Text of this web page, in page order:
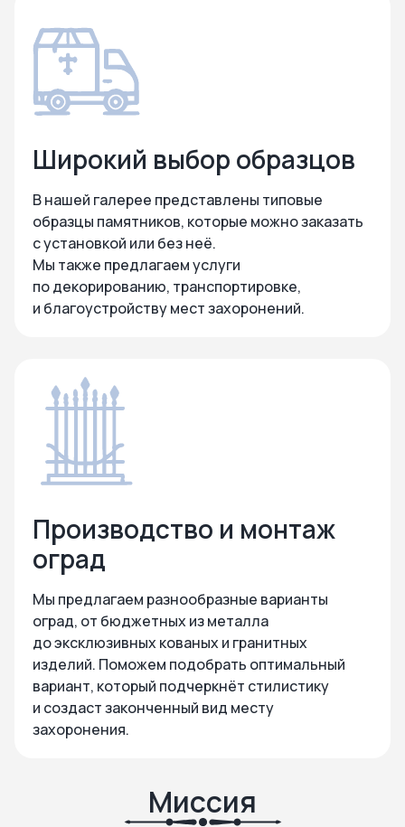
Широкий выбор образцов
В нашей галерее представлены типовые
образцы памятников, которые можно заказать
с установкой или без неё.
Мы также предлагаем услуги
по декорированию, транспортировке,
и благоустройству мест захоронений.
Производство и монтаж
оград
Мы предлагаем разнообразные варианты
оград, от бюджетных из металла
до эксклюзивных кованых и гранитных
изделий. Поможем подобрать оптимальный
вариант, который подчеркнёт стилистику
и создаст законченный вид месту
захоронения.
Миссия